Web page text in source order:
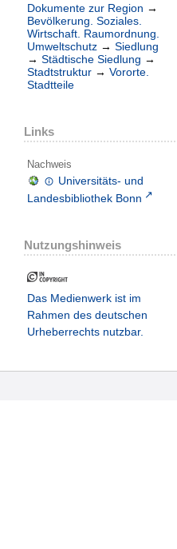
Dokumente zur Region →
Bevölkerung. Soziales.
Wirtschaft. Raumordnung.
Umweltschutz → Siedlung
→ Städtische Siedlung →
Stadtstruktur → Vororte.
Stadtteile
Links
Nachweis
Universitäts- und
Landesbibliothek Bonn
Nutzungshinweis
Das Medienwerk ist im
Rahmen des deutschen
Urheberrechts nutzbar.